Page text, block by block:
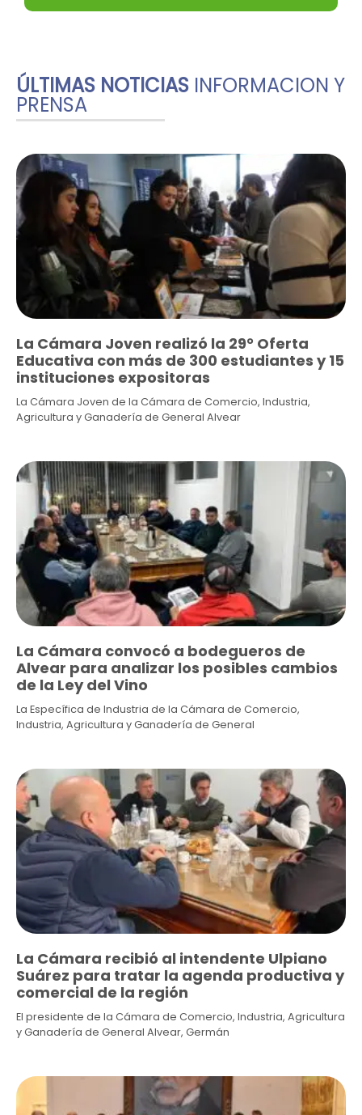
ÚLTIMAS NOTICIAS INFORMACION Y
PRENSA
La Cámara Joven realizó la 29° Oferta
Educativa con más de 300 estudiantes y 15
instituciones expositoras
La Cámara Joven de la Cámara de Comercio, Industria,
Agricultura y Ganadería de General Alvear
La Cámara convocó a bodegueros de
Alvear para analizar los posibles cambios
de la Ley del Vino
La Específica de Industria de la Cámara de Comercio,
Industria, Agricultura y Ganadería de General
La Cámara recibió al intendente Ulpiano
Suárez para tratar la agenda productiva y
comercial de la región
El presidente de la Cámara de Comercio, Industria, Agricultura
y Ganadería de General Alvear, Germán